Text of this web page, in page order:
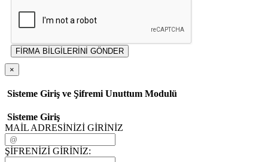
FİRMA BİLGİLERİNİ GÖNDER
×
Sisteme Giriş ve Şifremi Unuttum Modulü
Sisteme Giriş
MAİL ADRESİNİZİ GİRİNİZ
ŞİFRENİZİ GİRİNİZ: